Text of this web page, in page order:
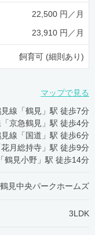
22,500 円／月
23,910 円／月
飼育可 (細則あり)
マップで見る
線「鶴見」駅 徒歩7分
京急鶴見」駅 徒歩4分
線「国道」駅 徒歩6分
月総持寺」駅 徒歩9分
鶴見小野」駅 徒歩14分
鶴見中央パークホームズ
3LDK